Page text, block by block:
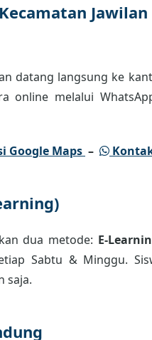
datang langsung ke
online melalui
Google Maps –
dua metode: E-
Sabtu & Minggu.
saja.